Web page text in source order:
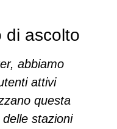
di ascolto
abbiamo
attivi
questa
stazioni